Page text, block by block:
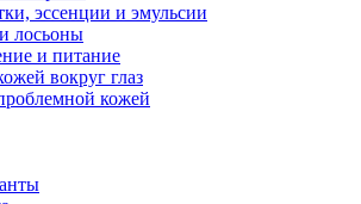
эссенции и эмульсии
лосьоны
и питание
вокруг глаз
кожей